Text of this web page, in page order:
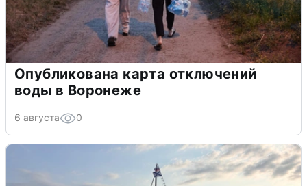
Опубликована карта отключений
воды в Воронеже
6 августа 0